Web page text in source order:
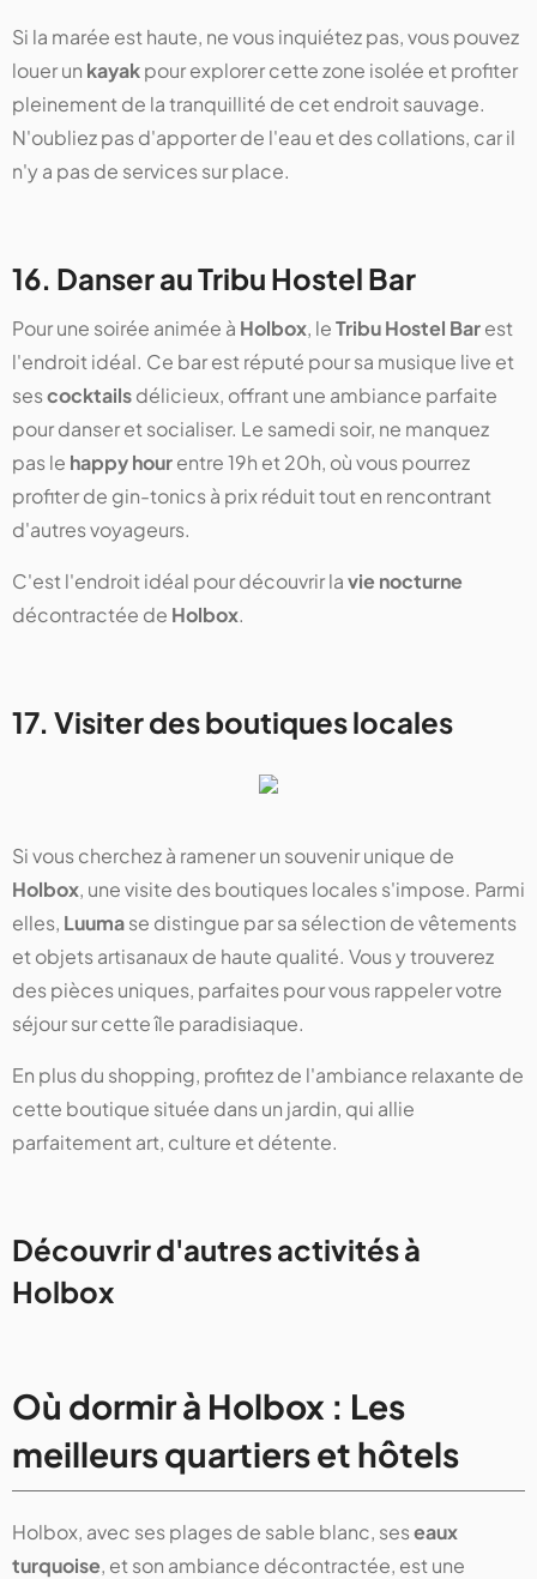
Si la marée est haute, ne vous inquiétez pas, vous pouvez
louer un kayakpour explorer cette zone isolée et profiter
pleinement de la tranquillité de cet endroit sauvage.
N'oubliez pas d'apporter de l'eau et des collations, car il
n'y a pas de services sur place.
16. Danser au Tribu Hostel Bar
Pour une soirée animée à Holbox, leTribu Hostel Barest
l'endroit idéal. Ce bar est réputé pour sa musique live et
sescocktailsdélicieux, offrant une ambiance parfaite
pour danser et socialiser. Le samedi soir, ne manquez
pas le happy hourentre 19h et 20h, où vous pourrez
profiter de gin-tonics à prix réduit tout en rencontrant
d'autres voyageurs.
C'est l'endroit idéal pour découvrir lavie nocturne
décontractée de Holbox.
17. Visiter des boutiques locales
Si vous cherchez à ramener un souvenir unique de
Holbox, une visite des boutiques locales s'impose. Parmi
elles, Luumase distingue par sa sélection de vêtements
et objets artisanaux de haute qualité. Vous y trouverez
des pièces uniques, parfaites pour vous rappeler votre
séjour sur cette île paradisiaque.
En plus du shopping, profitez de l'ambiance relaxante de
cette boutique située dans un jardin, qui allie
parfaitement art, culture et détente.
Découvrir d'autres activités à
Holbox
Où dormir à Holbox : Les
meilleurs quartiers et hôtels
Holbox, avec ses plages de sable blanc, seseaux
turquoise, et son ambiance décontractée, est une